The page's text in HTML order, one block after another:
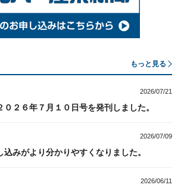
もっと見る
2026/07/21
２６年７月１０日号を発刊しました。
2026/07/09
みがより分かりやすくなりました。
2026/06/11